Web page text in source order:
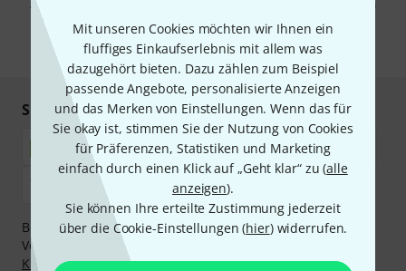
Mit unseren Cookies möchten wir Ihnen ein
fluffiges Einkaufserlebnis mit allem was
dazugehört bieten. Dazu zählen zum Beispiel
passende Angebote, personalisierte Anzeigen
und das Merken von Einstellungen. Wenn das für
Sie okay ist, stimmen Sie der Nutzung von Cookies
für Präferenzen, Statistiken und Marketing
einfach durch einen Klick auf „Geht klar“ zu (alle
anzeigen).
Sie können Ihre erteilte Zustimmung jederzeit
über die Cookie-Einstellungen (hier) widerrufen.
Abmeldung ist jederzeit möglich. Weitere Informationen finden Sie in
* Pflichtfeld
Sicher einkaufen & bezahlen
Bezahlen Sie vertraulich und sicher per Nachnahme,
Vorkasse, PayPal, Amazon Pay,
Klarna Ratenzahlungoder Kreditkarte.